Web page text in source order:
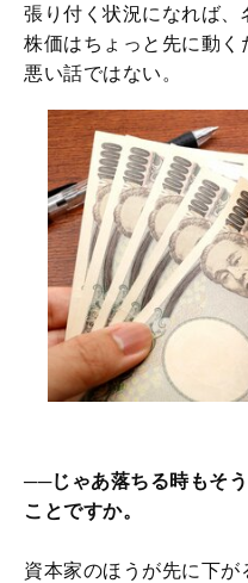
張り付く状況になれば、
株価はちょっと先に動く
悪い話ではない。
──じゃあ落ちる時もそ
ことですか。
資本家のほうが先に下が